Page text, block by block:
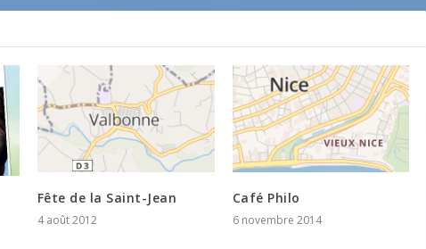
Fête de la Saint-Jean
4 août 2012
Café Philo
6 novembre 2014